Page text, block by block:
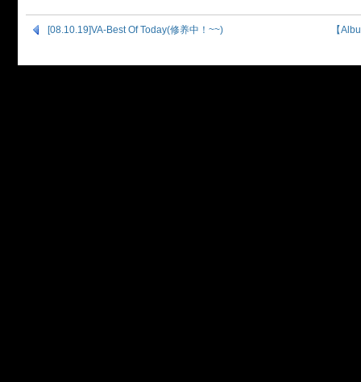
[08.10.19]VA-Best Of Today(修养中！~~) 【